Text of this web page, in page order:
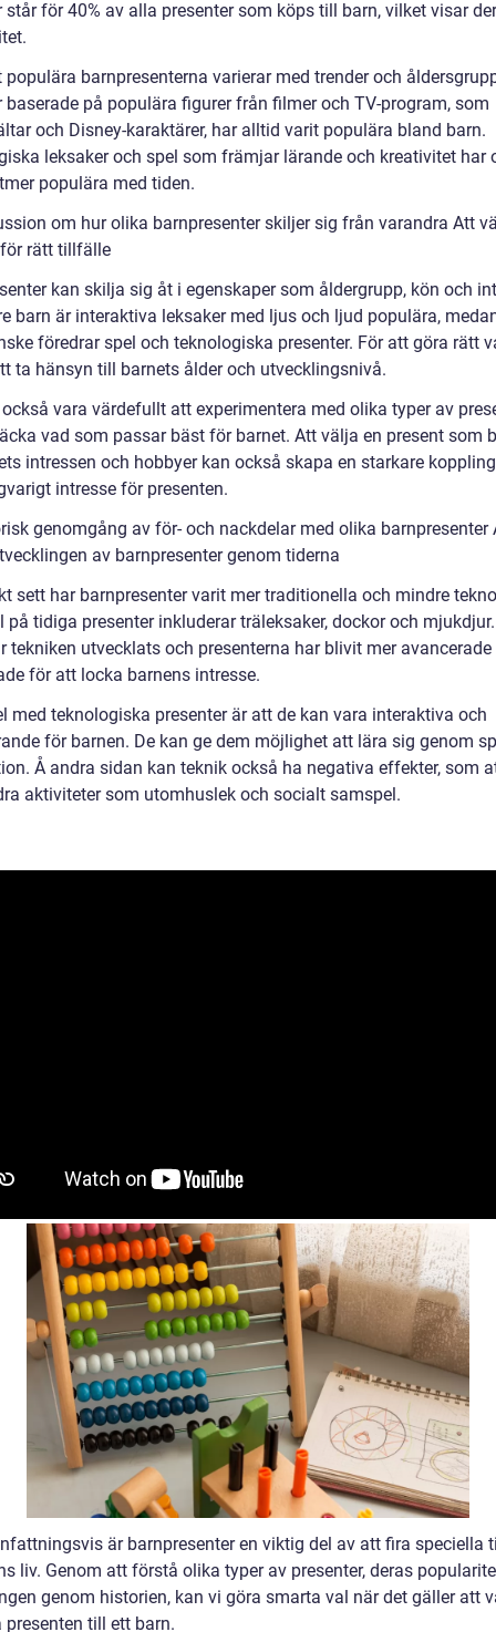
står för 40% av alla presenter som köps till barn, vilket visar
populära barnpresenterna varierar med trender och
baserade på populära figurer från filmer och TV-program, som
och Disney-karaktärer, har alltid varit populära bland barn.
leksaker och spel som främjar lärande och kreativitet har
populära med tiden.
om hur olika barnpresenter skiljer sig från varandra Att
rätt tillfälle
kan skilja sig åt i egenskaper som åldergrupp, kön och
barn är interaktiva leksaker med ljus och ljud populära,
föredrar spel och teknologiska presenter. För att göra rätt
ta hänsyn till barnets ålder och utvecklingsnivå.
vara värdefullt att experimentera med olika typer av
vad som passar bäst för barnet. Att välja en present som
intressen och hobbyer kan också skapa en starkare
intresse för presenten.
genomgång av för- och nackdelar med olika barnpresenter
av barnpresenter genom tiderna
sett har barnpresenter varit mer traditionella och mindre
på tidiga presenter inkluderar träleksaker, dockor och
tekniken utvecklats och presenterna har blivit mer avancerade
för att locka barnens intresse.
med teknologiska presenter är att de kan vara interaktiva och
för barnen. De kan ge dem möjlighet att lära sig genom
Å andra sidan kan teknik också ha negativa effekter, som
aktiviteter som utomhuslek och socialt samspel.
är barnpresenter en viktig del av att fira speciella
liv. Genom att förstå olika typer av presenter, deras
genom historien, kan vi göra smarta val när det gäller att
presenten till ett barn.